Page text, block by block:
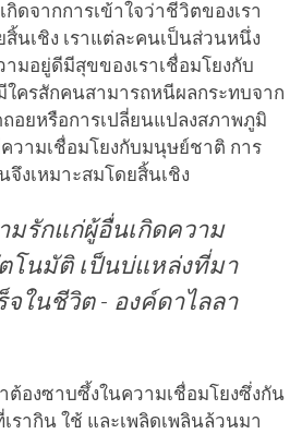
ดจากการเข้าใจว่าชีวิตของเรา
นเชิง เราแต่ละคนเป็นส่วนหนึ่ง
มอยู่ดีมีสุขของเราเชื่อมโยงกับ
ครสักคนสามารถหนีผลกระทบจาก
อยหรือการเปลี่ยนแปลงสภาพภูมิ
ความเชื่อมโยงกับมนุษย์ชาติ การ
งเหมาะสมโดยสิ้นเชิง
มรักแก่ผู้อื่นเกิดความ
โนมัติ เป็นบ่แหล่งที่มา
จในชีวิต - องค์ดาไลลา
ต้องซาบซึ้งในความเชื่อมโยงซึ่งกัน
รากิน ใช้ และเพลิดเพลินล้วนมา